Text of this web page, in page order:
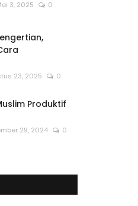
3, 2025 0
23, 2025 0
Produktif
29, 2024 0